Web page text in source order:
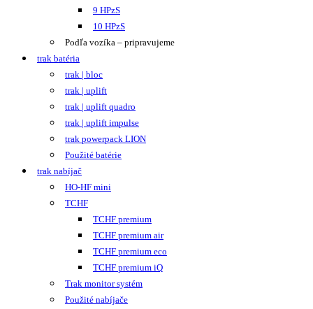
9 HPzS
10 HPzS
Podľa vozíka – pripravujeme
trak batéria
trak | bloc
trak | uplift
trak | uplift quadro
trak | uplift impulse
trak powerpack LION
Použité batérie
trak nabíjač
HO-HF mini
TCHF
TCHF premium
TCHF premium air
TCHF premium eco
TCHF premium iQ
Trak monitor systém
Použité nabíjače